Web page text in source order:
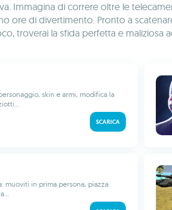
Immagina di correre oltre le
di divertimento. Pronto a
troverai la sfida perfetta e maliziosa
skin e armi, modifica la
SCARICA
muoviti in prima persona, piazza